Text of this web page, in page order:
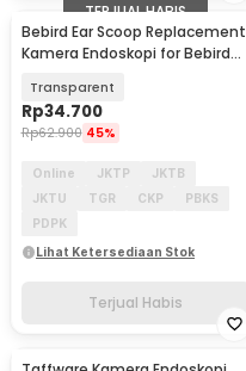
TERJUAL HABIS
Bebird Ear Scoop Replacement
Kamera Endoskopi for Bebird
Transparent
Rp34.700
Rp62.900 45%
Online JKTP
JKTB
JKTU
TGR CKP
PBKS
PDPK
Lihat Ketersediaan Stok
Terjual Habis